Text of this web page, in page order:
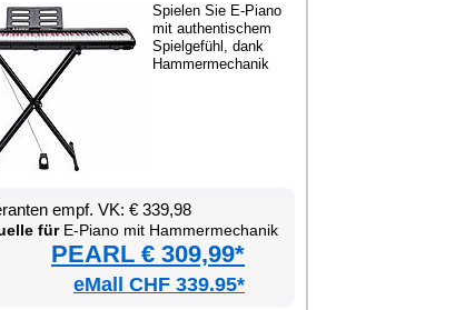
Spie­len Sie E-Pia­no
mit au­then­ti­schem
Spiel­ge­fühl, dank
Ham­mer­me­cha­nik
empf. VK: € 339,98
fürE-Pia­no mit Ham­mer­me­cha­nik
PEARL € 309,99*
eMall CHF 339.95*